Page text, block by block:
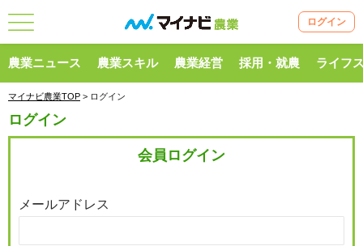
ログイン
農業ニュース 農業スキル 農業経営 採用・就農 ライフ
マイナビ農業TOP > ログイン
ログイン
会員ログイン
メールアドレス